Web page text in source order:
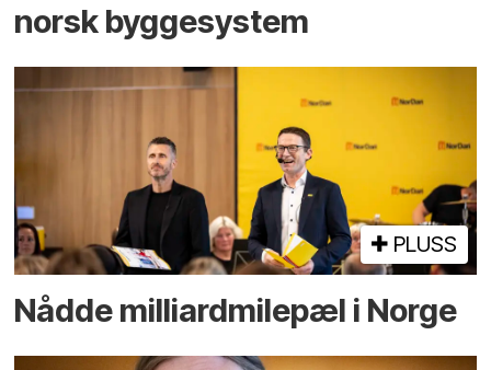
norsk bygge­system
PLUSS
Nådde milliard­­milepæl i Norge